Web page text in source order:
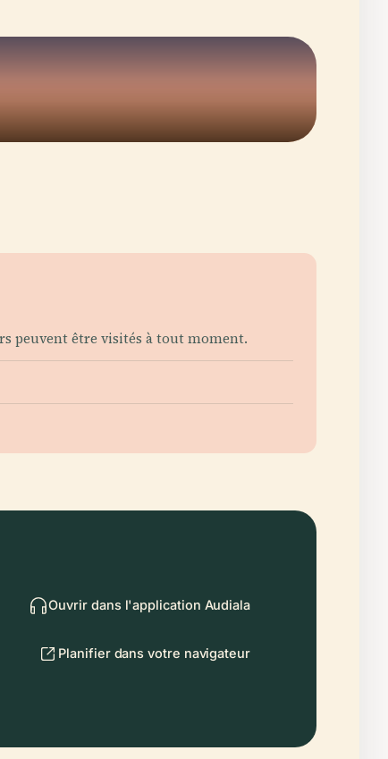
peuvent être visités à tout moment.
Ouvrir dans l'application Audiala
Planifier dans votre navigateur